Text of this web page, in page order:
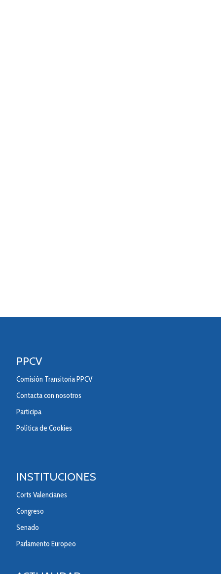
PPCV
Comisión Transitoria PPCV
Contacta con nosotros
Participa
Política de Cookies
INSTITUCIONES
Corts Valencianes
Congreso
Senado
Parlamento Europeo